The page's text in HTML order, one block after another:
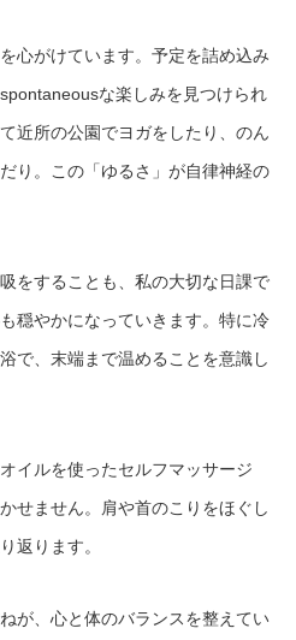
心がけています。予定を詰め込み
な楽しみを見つけられ
近所の公園でヨガをしたり、のん
り。この「ゆるさ」が自律神経の
をすることも、私の大切な日課で
穏やかになっていきます。特に冷
で、末端まで温めることを意識し
イルを使ったセルフマッサージ
せません。肩や首のこりをほぐし
返ります。
が、心と体のバランスを整えてい